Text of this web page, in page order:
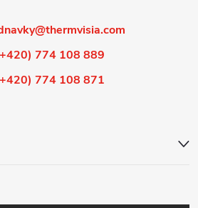
@thermvisia.com
774 108 889
774 108 871